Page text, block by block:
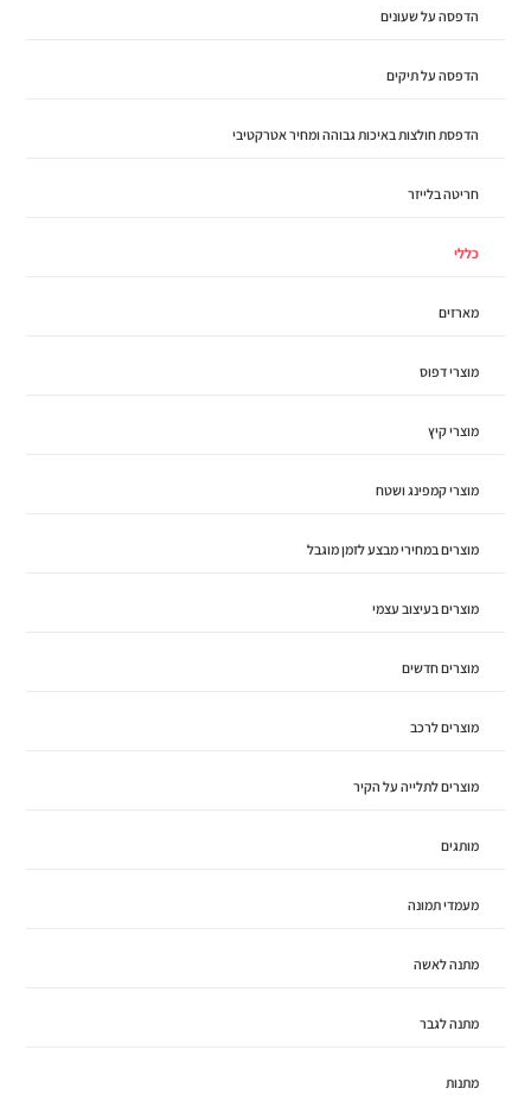
הדפסה על שעונים
הדפסה על תיקים
הדפסת חולצות באיכות גבוהה ומחיר אטרקטיבי
חריטה בלייזר
כללי
מארזים
מוצרי דפוס
מוצרי קיץ
מוצרי קמפינג ושטח
מוצרים במחירי מבצע לזמן מוגבל
מוצרים בעיצוב עצמי
מוצרים חדשים
מוצרים לרכב
מוצרים לתלייה על הקיר
מותגים
מעמדי תמונה
מתנה לאשה
מתנה לגבר
מתנות